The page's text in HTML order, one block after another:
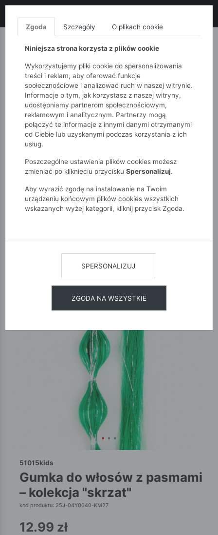
MONNARI QUIOSQUE
51015kids
Dziewczynki 7-12 lat
Gumka do włosów z pasmami – kolekcja "Skrzat"
51015kids
gumka do włosów z pasmami
– kolekcja "skrzat"
kod produktu: 25J-04Y0040-KM27
12.99 zł
Zgoda Szczegóły O plikach cookie
Niniejsza strona korzysta z plików cookie
Wykorzystujemy pliki cookie do spersonalizowania
treści i reklam, aby oferować funkcje
społecznościowe i analizować ruch w naszej witrynie.
Informacje o tym, jak korzystasz z naszej witryny,
udostępniamy partnerom społecznościowym,
reklamowym i analitycznym. Partnerzy mogą
połączyć te informacje z innymi danymi otrzymanymi
od Ciebie lub uzyskanymi podczas korzystania z ich
usług.
Poszczególne ustawienia plików cookies możesz
zmieniać po kliknięciu przycisku Spersonalizuj.
Aby wyrazić zgodę na instalowanie na Twoim
urządzeniu końcowym plików cookies wszystkich
wskazanych wyżej kategorii, kliknij przycisk Zgoda.
SPERSONALIZUJ
ZGODA NA WSZYSTKIE